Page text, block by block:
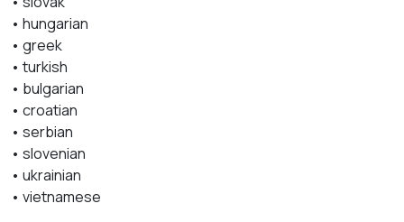
• hungarian
• greek
• turkish
• bulgarian
• croatian
• serbian
• slovenian
• ukrainian
• vietnamese